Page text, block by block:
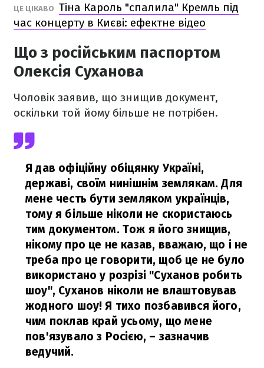
ЦЕ ЦІКАВО Тіна Кароль "спалила" Кремль під
час концерту в Києві: ефектне відео
Що з російським паспортом
Олексія Суханова
Чоловік заявив, що знищив документ,
оскільки той йому більше не потрібен.
Я дав офіційну обіцянку Україні,
державі, своїм нинішнім землякам. Для
мене честь бути земляком українців,
тому я більше ніколи не скористаюсь
тим документом. Тож я його знищив,
нікому про це не казав, вважаю, що і не
треба про це говорити, щоб це не було
використано у розрізі "Суханов робить
шоу", Суханов ніколи не влаштовував
жодного шоу! Я тихо позбавився його,
чим поклав край усьому, що мене
пов'язувало з Росією, – зазначив
ведучий.